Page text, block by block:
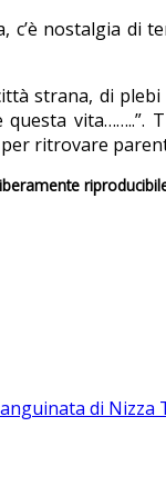
nostalgia di
strana, di
ritrovare
di Nizza